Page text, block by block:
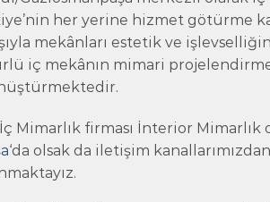
her yerine hizmet götürme
mekânları estetik ve
iç mekânın mimari
Mimarlık firması İnterior Mimarlık
‘da olsak da iletişim